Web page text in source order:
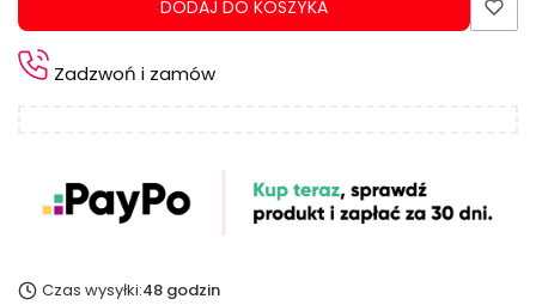
DODAJ DO KOSZYKA
Zadzwoń i zamów
Czas wysyłki:48 godzin